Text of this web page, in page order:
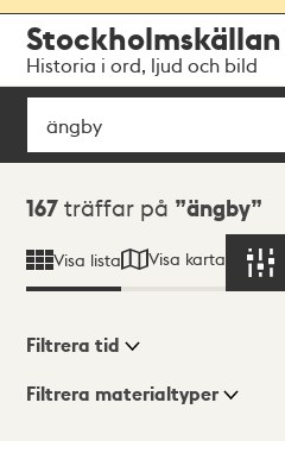
navigationen
huvudinnehållet
Stockholmskällan
Historia i ord, ljud och bild
Sök
Sökresultat
167 träffar på ängby
Visa lista Visa karta
Visningsläge
Filtrera tid
Filtrera materialtyper